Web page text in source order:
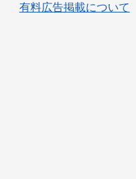
有料広告掲載について